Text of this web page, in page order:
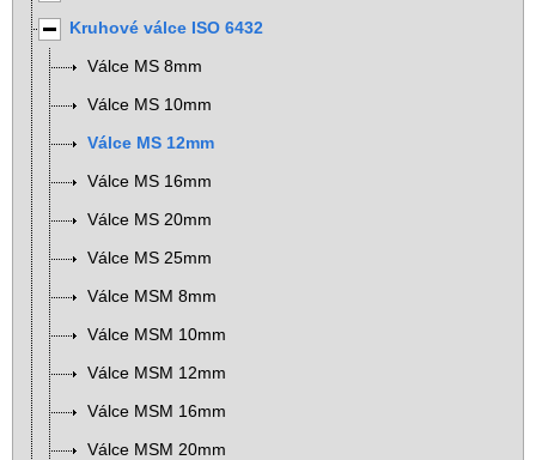
Kruhové válce ISO 6432
Válce MS 8mm
Válce MS 10mm
Válce MS 12mm
Válce MS 16mm
Válce MS 20mm
Válce MS 25mm
Válce MSM 8mm
Válce MSM 10mm
Válce MSM 12mm
Válce MSM 16mm
Válce MSM 20mm